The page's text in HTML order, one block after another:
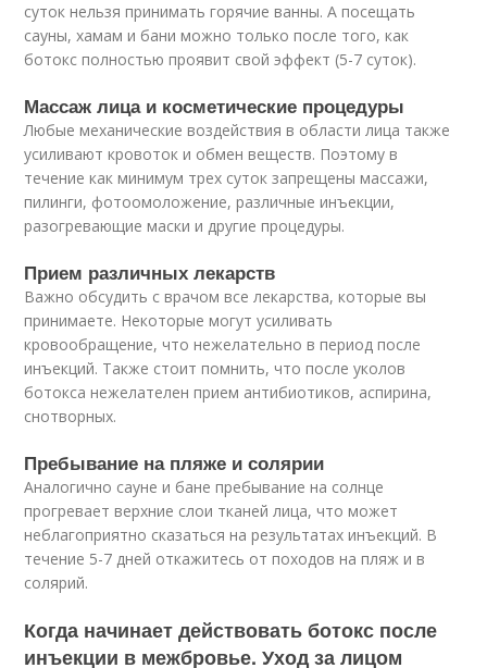
суток нельзя принимать горячие ванны. А посещать
сауны, хамам и бани можно только после того, как
ботокс полностью проявит свой эффект (5-7 суток).
Массаж лица и косметические процедуры
Любые механические воздействия в области лица также
усиливают кровоток и обмен веществ. Поэтому в
течение как минимум трех суток запрещены массажи,
пилинги, фотоомоложение, различные инъекции,
разогревающие маски и другие процедуры.
Прием различных лекарств
Важно обсудить с врачом все лекарства, которые вы
принимаете. Некоторые могут усиливать
кровообращение, что нежелательно в период после
инъекций. Также стоит помнить, что после уколов
ботокса нежелателен прием антибиотиков, аспирина,
снотворных.
Пребывание на пляже и солярии
Аналогично сауне и бане пребывание на солнце
прогревает верхние слои тканей лица, что может
неблагоприятно сказаться на результатах инъекций. В
течение 5-7 дней откажитесь от походов на пляж и в
солярий.
Когда начинает действовать ботокс после
инъекции в межбровье. Уход за лицом